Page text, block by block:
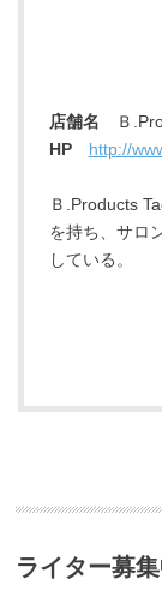
店舗名
Ｂ
HP http://
Ｂ.Products
を持ち、サロ
している。
ライター募